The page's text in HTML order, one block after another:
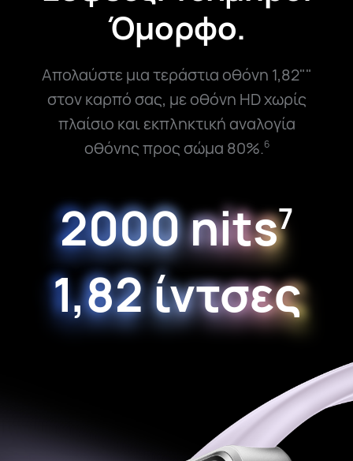
Όμορφο.
Απολαύστε μια τεράστια οθόνη 1,82""
στον καρπό σας, με οθόνη HD χωρίς
πλαίσιο και εκπληκτική αναλογία
οθόνης προς σώμα 80%.6
2000 nits7
1,82 ίντσες